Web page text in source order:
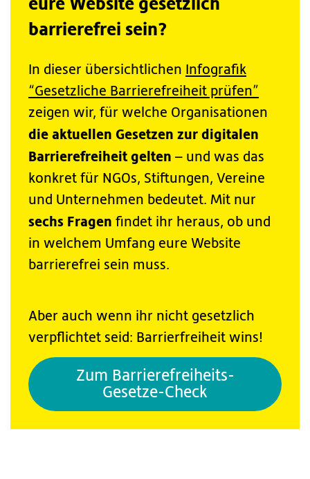
eure Website gesetzlich
barrierefrei sein?
In dieser übersichtlichen Infografik
“Gesetzliche Barrierefreiheit prüfen”
zeigen wir, für welche Organisationen
die aktuellen Gesetzen zur digitalen
Barrierefreiheit gelten – und was das
konkret für NGOs, Stiftungen, Vereine
und Unternehmen bedeutet. Mit nur
sechs Fragen findet ihr heraus, ob und
in welchem Umfang eure Website
barrierefrei sein muss.
Aber auch wenn ihr nicht gesetzlich
verpflichtet seid: Barrierfreiheit wins!
Zum Barrierefreiheits-
Gesetze-Check